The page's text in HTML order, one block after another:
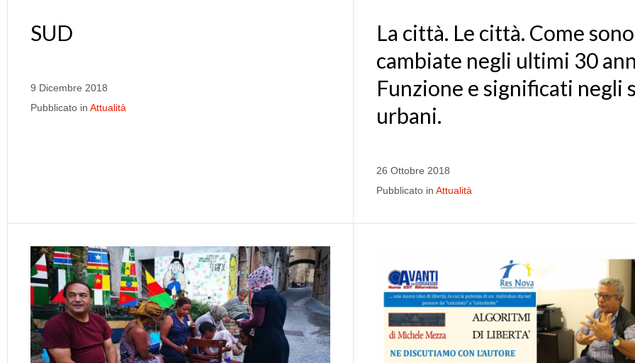
SUD
9 Dicembre 2018
Pubblicato in Attualità
La città. Le città. Come sono
cambiate negli ultimi 30
Funzione e significati negli
urbani.
26 Ottobre 2018
Pubblicato in Attualità